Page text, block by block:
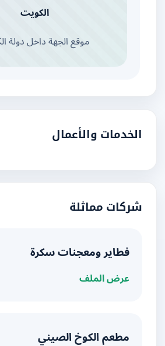
الكويت
موقع الجهة داخل دولة الكويت
الخدمات والأعمال
شركات مماثلة
فطاير ومعجنات سكرة
عرض الملف
مطعم الكوخ الصيني